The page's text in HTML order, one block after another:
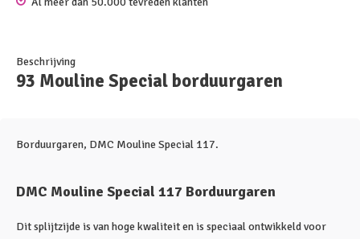
Beschrijving
93 Mouline Special borduurgaren
Borduurgaren, DMC Mouline Special 117.
DMC Mouline Special 117 Borduurgaren
Dit splijtzijde is van hoge kwaliteit en is speciaal ontwikkeld voor